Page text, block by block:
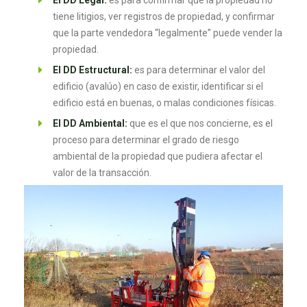
tiene litigios, ver registros de propiedad, y confirmar
que la parte vendedora “legalmente” puede vender la
propiedad.
El DD Estructural: es para determinar el valor del
edificio (avalúo) en caso de existir, identificar si el
edificio está en buenas, o malas condiciones físicas.
El DD Ambiental: que es el que nos concierne, es el
proceso para determinar el grado de riesgo
ambiental de la propiedad que pudiera afectar el
valor de la transacción.